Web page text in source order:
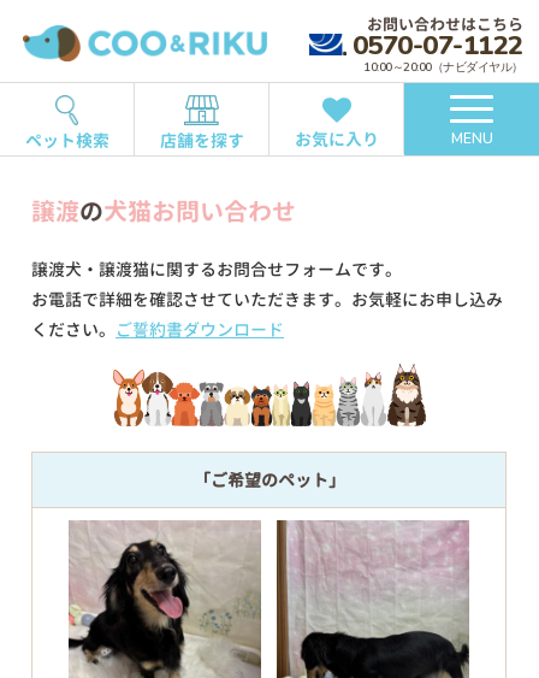
お問い合わせはこちら
0570-07-1122
10:00～20:00（ナビダイヤル）
ペット検索 店舗を探す お気に入り MENU
譲渡の犬猫お問い合わせ
譲渡犬・譲渡猫に関するお問合せフォームです。
お電話で詳細を確認させていただきます。お気軽にお申し込み
ください。 ご誓約書ダウンロード
「ご希望のペット」